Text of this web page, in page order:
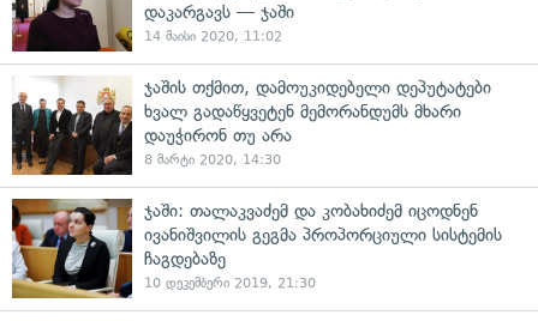
დაკარგავს — ჯაში
14 მაისი 2020, 11:02
ჯაშის თქმით, დამოუკიდებელი დეპუტატები
ხვალ გადაწყვეტენ მემორანდუმს მხარი
დაუჭირონ თუ არა
8 მარტი 2020, 14:30
ჯაში: თალაკვაძემ და კობახიძემ იცოდნენ
ივანიშვილის გეგმა პროპორციული სისტემის
ჩაგდებაზე
10 დეკემბერი 2019, 21:30